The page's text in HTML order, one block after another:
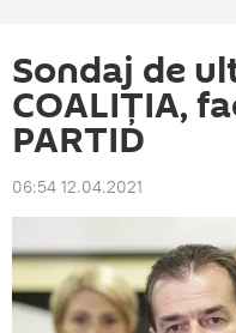
Sondaj de
COALIȚIA,
PARTID
06:54 12.04.2021